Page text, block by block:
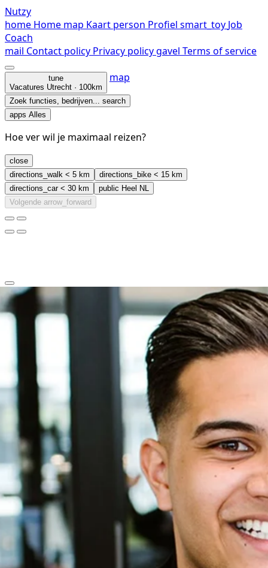
Nutzy
home Home map Kaart person Profiel smart_toy Job
Coach
mail Contact policy Privacy policygavel Terms of service
tune
Vacatures Utrecht · 100km
map
Zoek functies, bedrijven... search
apps Alles
Hoe ver wil je maximaal reizen?
close
directions_walk < 5 km directions_bike < 15 km
directions_car< 30 km public Heel NL
Volgende arrow_forward
clear arrow_back_ios_new